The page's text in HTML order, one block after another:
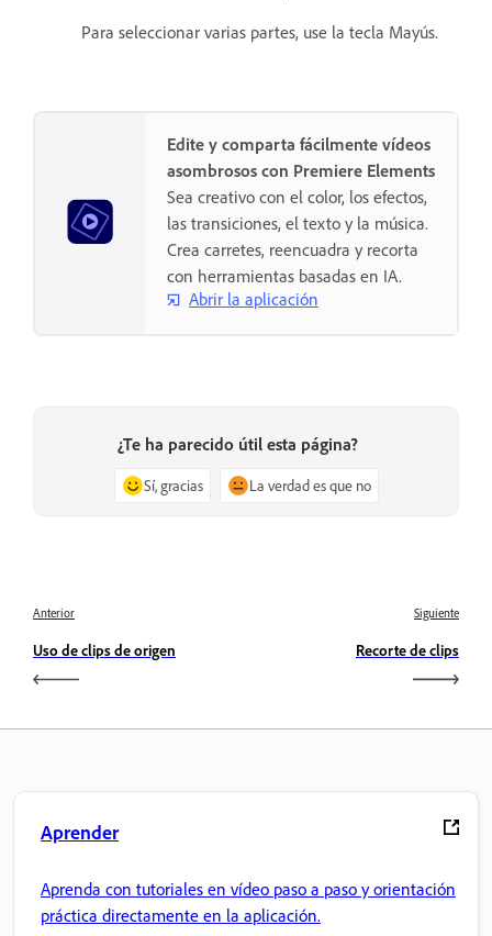
Para seleccionar varias partes, use la tecla Mayús.
Edite y comparta fácilmente vídeos
asombrosos con Premiere Elements
Sea creativo con el color, los efectos,
las transiciones, el texto y la música.
Crea carretes, reencuadra y recorta
con herramientas basadas en IA.
Abrir la aplicación
¿Te ha parecido útil esta página?
Sí, gracias La verdad es que no
Anterior
Uso de clips de origen
Siguiente
Recorte de clips
Aprender
Aprenda con tutoriales en vídeo paso a paso y orientación
práctica directamente en la aplicación.